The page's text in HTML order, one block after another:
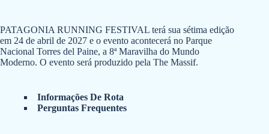
PATAGONIA RUNNING FESTIVAL terá sua sétima edição
em 24 de abril de 2027 e o evento acontecerá no Parque
Nacional Torres del Paine, a 8ª Maravilha do Mundo
Moderno. O evento será produzido pela The Massif.
Informações De Rota
Perguntas Frequentes